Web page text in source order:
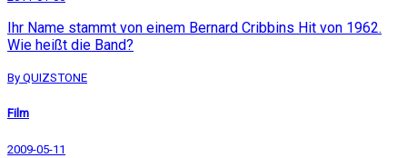
Ihr Name stammt von einem Bernard Cribbins Hit von 1962.
Wie heißt die Band?
By QUIZSTONE
Film
2009-05-11